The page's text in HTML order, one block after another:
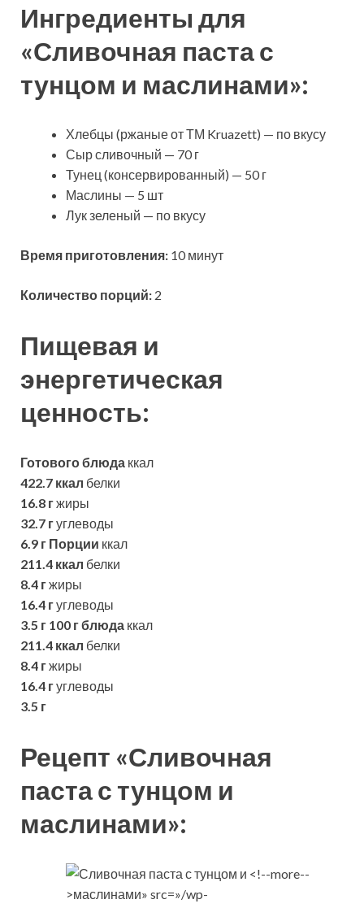
Ингредиенты для
«Сливочная паста с
тунцом и маслинами»:
Хлебцы (ржаные от ТМ Kruazett) — по вкусу
Сыр сливочный — 70 г
Тунец (консервированный) — 50 г
Маслины — 5 шт
Лук зеленый — по вкусу
Время приготовления: 10 минут
Количество порций: 2
Пищевая и
энергетическая
ценность:
Готового блюда ккал
422.7 ккал белки
16.8 гжиры
32.7 гуглеводы
6.9 г Порции ккал
211.4 ккал белки
8.4 гжиры
16.4 гуглеводы
3.5 г 100 г блюда ккал
211.4 ккал белки
8.4 гжиры
16.4 гуглеводы
3.5 г
Рецепт «Сливочная
паста с тунцом и
маслинами»: